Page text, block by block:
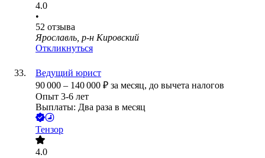
4.0
•
52 отзыва
Ярославль, р-н Кировский
Откликнуться
Ведущий юрист
90 000 – 140 000 ₽ за месяц, до вычета налогов
Опыт 3-6 лет
Выплаты: Два раза в месяц
Тензор
4.0